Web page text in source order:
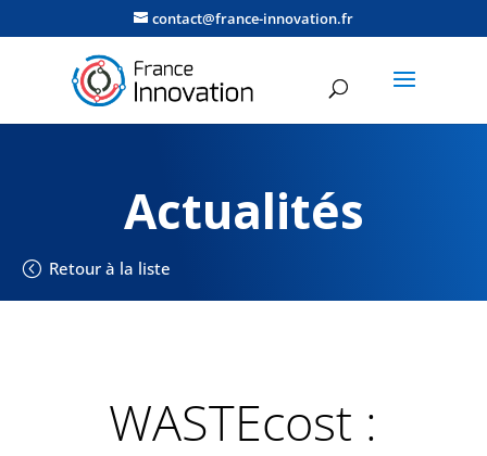
contact@france-innovation.fr
Actualités
Retour à la liste
WASTEcost :